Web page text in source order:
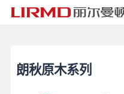
朗秋原木系列